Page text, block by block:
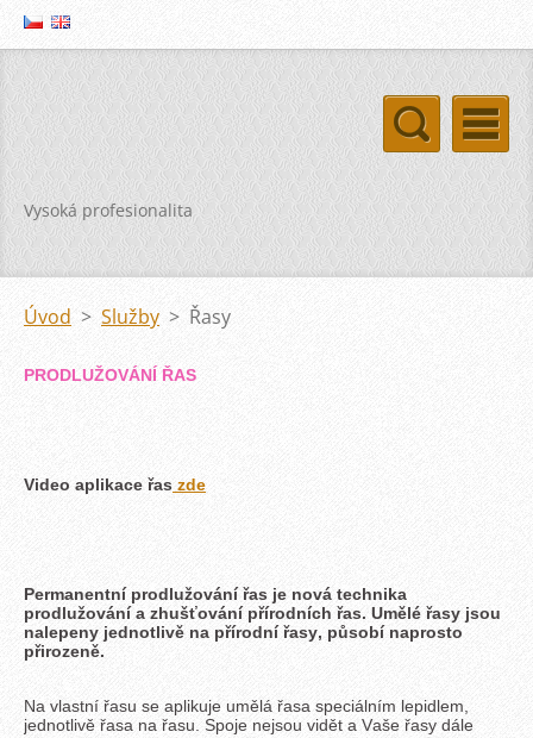
Vysoká profesionalita
Úvod > Služby > Řasy
PRODLUŽOVÁNÍ ŘAS
Video aplikace řas zde
Permanentní prodlužování řas je nová technika
prodlužování a zhušťování přírodních řas. Umělé řasy jsou
nalepeny jednotlivě na přírodní řasy, působí naprosto
přirozeně.
Na vlastní řasu se aplikuje umělá řasa speciálním lepidlem,
jednotlivě řasa na řasu. Spoje nejsou vidět a Vaše řasy dále